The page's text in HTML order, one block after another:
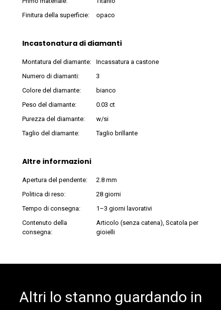
Finitura della superficie:
opaco
Incastonatura di diamanti
Montatura del diamante:
Incassatura a castone
Numero di diamanti:
3
Colore del diamante:
bianco
Peso del diamante:
0.03 ct
Purezza del diamante:
w/si
Taglio del diamante:
Taglio brillante
Altre informazioni
Apertura del pendente:
2.8 mm
Politica di reso:
28 giorni
Tempo di consegna:
1–3 giorni lavorativi
Contenuto della
consegna:
Articolo (senza catena), Scatola per
gioielli
Altri lo stanno guardando in